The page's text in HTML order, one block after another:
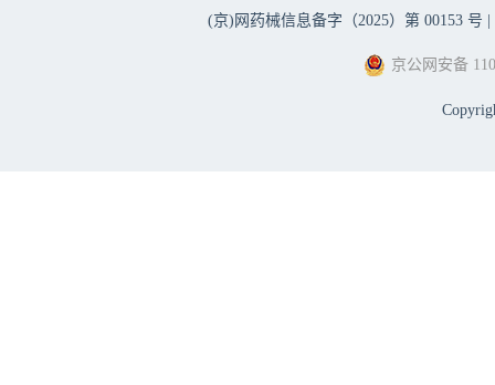
(京)网药械信息备字（2025）第 00153 号 |
京公网安备